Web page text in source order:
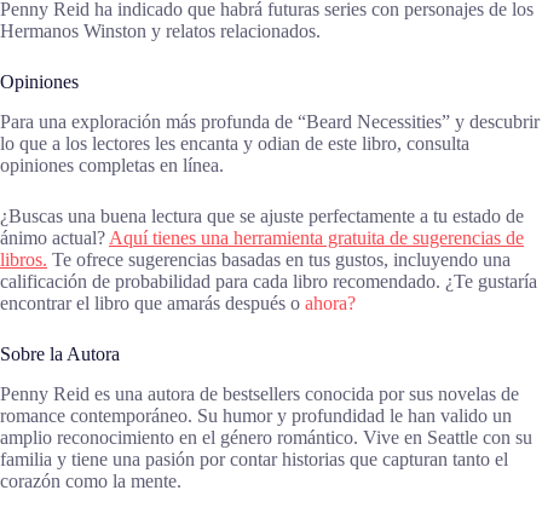
Penny Reid ha indicado que habrá futuras series con personajes de los
Hermanos Winston y relatos relacionados.
Opiniones
Para una exploración más profunda de “Beard Necessities” y descubrir
lo que a los lectores les encanta y odian de este libro, consulta
opiniones completas en línea.
¿Buscas una buena lectura que se ajuste perfectamente a tu estado de
ánimo actual? Aquí tienes una herramienta gratuita de sugerencias de
libros. Te ofrece sugerencias basadas en tus gustos, incluyendo una
calificación de probabilidad para cada libro recomendado. ¿Te gustaría
encontrar el libro que amarás después o ahora?
Sobre la Autora
Penny Reid es una autora de bestsellers conocida por sus novelas de
romance contemporáneo. Su humor y profundidad le han valido un
amplio reconocimiento en el género romántico. Vive en Seattle con su
familia y tiene una pasión por contar historias que capturan tanto el
corazón como la mente.